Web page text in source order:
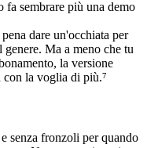
fa sembrare più una demo
dare un'occhiata per
Ma a meno che tu
la versione
con la voglia di più.⁷
senza fronzoli per quando